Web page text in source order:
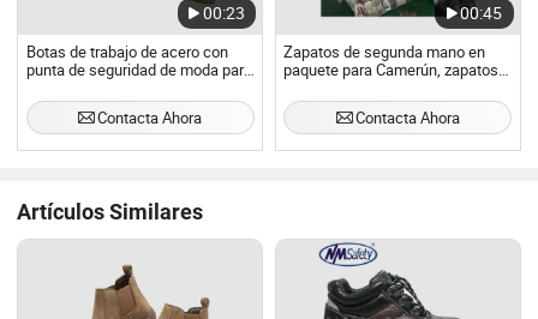
00:23
Botas de trabajo de acero con
punta de seguridad de moda para
Contacta Ahora
00:45
Zapatos de segunda mano en
paquete para Camerún, zapatos
Contacta Ahora
Artículos Similares